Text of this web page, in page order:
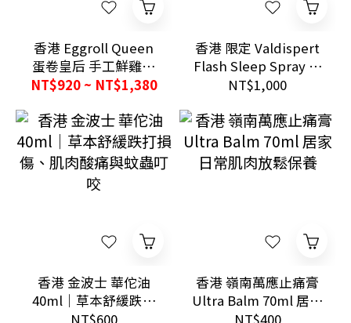
香港 Eggroll Queen
蛋卷皇后 手工鮮雞蛋
卷 多款口味 港式伴手
NT$920 ~ NT$1,380
香港 限定 Valdispert
Flash Sleep Spray 安
睡噴霧20ml 褪黑素口
利製)
NT$1,000
香港 金波士 華佗油
40ml｜草本舒緩跌打
損傷、肌肉酸痛與蚊
NT$600
香港 嶺南萬應止痛膏
Ultra Balm 70ml 居家
日常肌肉放鬆保養
NT$400